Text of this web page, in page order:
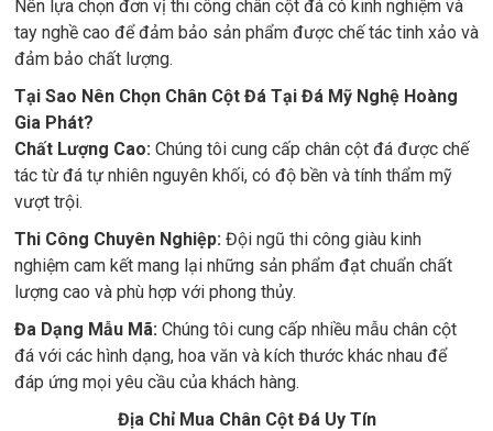
Nên lựa chọn đơn vị thi công chân cột đá có kinh nghiệm và
tay nghề cao để đảm bảo sản phẩm được chế tác tinh xảo và
đảm bảo chất lượng.
Tại Sao Nên Chọn Chân Cột Đá Tại Đá Mỹ Nghệ Hoàng
Gia Phát?
Chất Lượng Cao: Chúng tôi cung cấp chân cột đá được chế
tác từ đá tự nhiên nguyên khối, có độ bền và tính thẩm mỹ
vượt trội.
Thi Công Chuyên Nghiệp: Đội ngũ thi công giàu kinh
nghiệm cam kết mang lại những sản phẩm đạt chuẩn chất
lượng cao và phù hợp với phong thủy.
Đa Dạng Mẫu Mã: Chúng tôi cung cấp nhiều mẫu chân cột
đá với các hình dạng, hoa văn và kích thước khác nhau để
đáp ứng mọi yêu cầu của khách hàng.
Địa Chỉ Mua Chân Cột Đá Uy Tín